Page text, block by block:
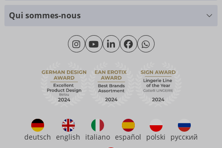
+49 (0)461 50 40 308
Lundi - Jeudi: 09h00 - 16h00
Vendredi: 09h00 - 15h00
Service client
Questions fréquemment posées (FAQ)
Tableau des tailles
Qui sommes-nous
Qui sommes-nous
Durabilité
eroFame
deutsch english italiano español polski русский